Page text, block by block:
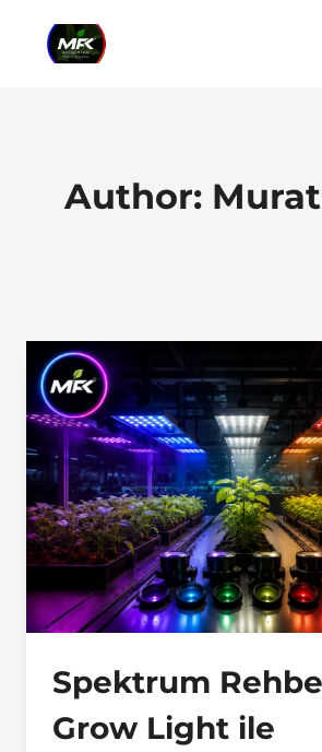
Author:
Spektrum
Grow Light ile